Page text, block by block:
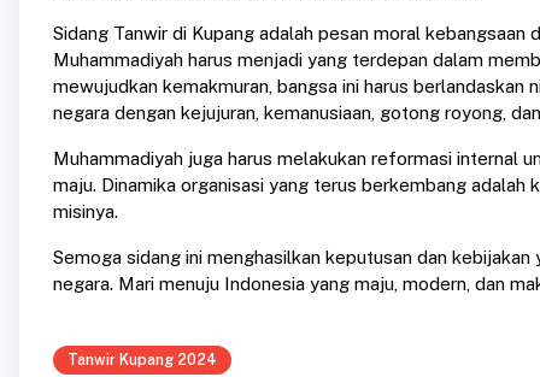
Sidang Tanwir di Kupang adalah pesan moral kebangsaan
Muhammadiyah harus menjadi yang terdepan dalam
mewujudkan kemakmuran, bangsa ini harus
negara dengan kejujuran, kemanusiaan, gotong royong,
Muhammadiyah juga harus melakukan reformasi internal
maju. Dinamika organisasi yang terus berkembang adalah
misinya.
Semoga sidang ini menghasilkan keputusan dan
negara. Mari menuju Indonesia yang maju, modern, dan
Tanwir Kupang 2024